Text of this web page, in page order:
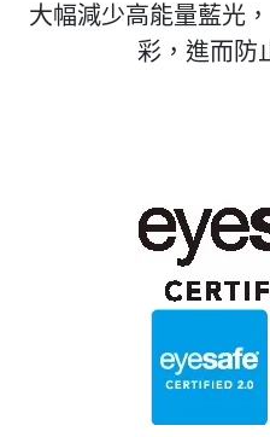
大幅減少高能量藍光
彩，進而防